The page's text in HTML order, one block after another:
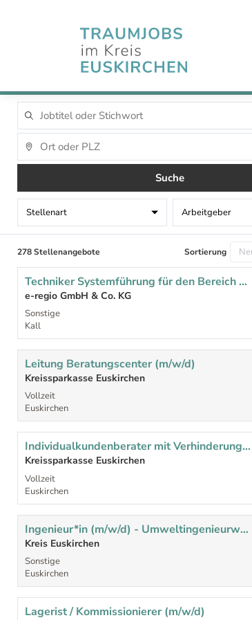
Suche
Stellenart Arbeitgeber
278 Stellenangebote Sortierung
Techniker Systemführung für den Bereich „Netzbetrieb Strom“ (m/w/d)
e-regio GmbH & Co. KG
Sonstige
Kall
Leitung Beratungscenter (m/w/d)
Kreissparkasse Euskirchen
Vollzeit
Euskirchen
Individualkundenberater mit Verhinderungsvertretungsfunktion (m/w/d)
Kreissparkasse Euskirchen
Vollzeit
Euskirchen
Ingenieur*in (m/w/d) - Umweltingenieurwesen/Verfahrenstechnik/Agrarwissenschaften - für den Bereich des Kompostwerkes
Kreis Euskirchen
Sonstige
Euskirchen
Lagerist / Kommissionierer (m/w/d)